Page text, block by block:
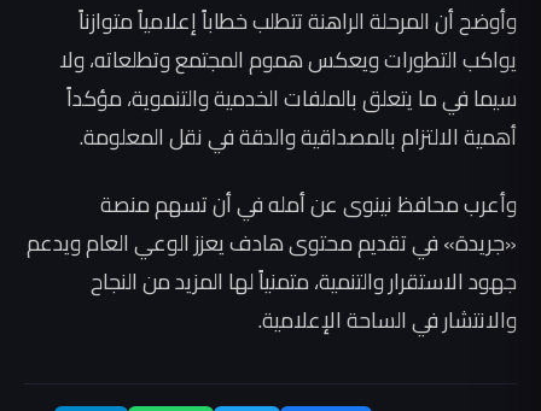
وأوضح أن المرحلة الراهنة تتطلب خطاباً إعلامياً متوازناً
يواكب التطورات ويعكس هموم المجتمع وتطلعاته، ولا
سيما في ما يتعلق بالملفات الخدمية والتنموية، مؤكداً
أهمية الالتزام بالمصداقية والدقة في نقل المعلومة.
وأعرب محافظ نينوى عن أمله في أن تسهم منصة
«جريدة» في تقديم محتوى هادف يعزز الوعي العام ويدعم
جهود الاستقرار والتنمية، متمنياً لها المزيد من النجاح
والانتشار في الساحة الإعلامية.